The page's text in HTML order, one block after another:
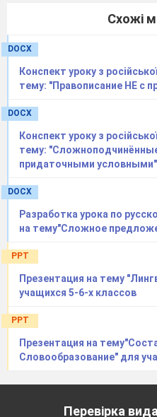
Именуем мы
-
(Правильные ответы
цветов-ромашек,
колокольчиков. Их
саду королевства – на
части доски, где
2. Игра «Сложи
бумаги морфем слова
его в тетрадь. (у доски
остальные выполняют
Вставить пропущенную
правило орфограммы,
Схожі
DOCX
Конспект уроку з
тему: "Правописание НЕ с
DOCX
Конспект уроку з
тему:
придаточными условными"
DOCX
Разработка урока по
на тему"Сложное
PPT
Презентация на тему
учащихся 5-6-х классов
PPT
Презентация на
Словообразование" для
Перевірка